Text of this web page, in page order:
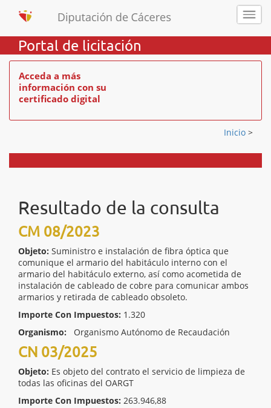
Portal de licitación
Acceda a más
información con su
certificado digital
Inicio >
Resultado de la consulta
CM 08/2023
Objeto: Suministro e instalación de fibra óptica que
comunique el armario del habitáculo interno con el
armario del habitáculo externo, así como acometida de
instalación de cableado de cobre para comunicar ambos
armarios y retirada de cableado obsoleto.
Importe Con Impuestos: 1.320
Organismo:
Organismo Autónomo de Recaudación
CN 03/2025
Objeto: Es objeto del contrato el servicio de limpieza de
todas las oficinas del OARGT
Importe Con Impuestos: 263.946,88